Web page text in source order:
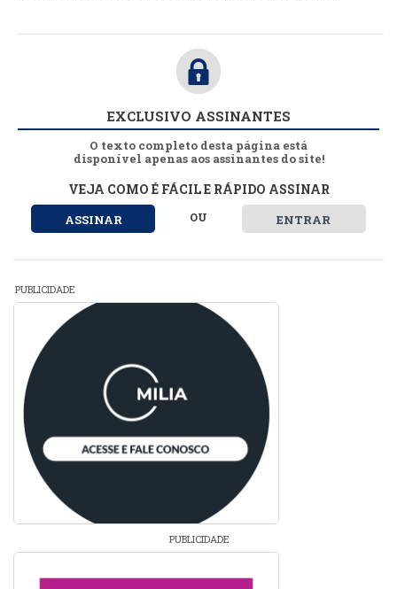
EXCLUSIVO ASSINANTES
O texto completo desta página está
disponível apenas aos assinantes do site!
VEJA COMO É FÁCIL E RÁPIDO ASSINAR
ASSINAR OU ENTRAR
PUBLICIDADE
PUBLICIDADE